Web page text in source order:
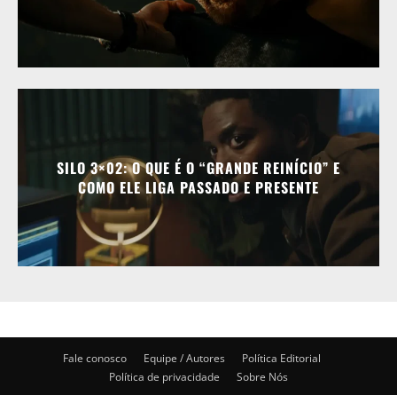
SILO 3×02: O QUE É O “GRANDE REINÍCIO” E
COMO ELE LIGA PASSADO E PRESENTE
Fale conosco Equipe / Autores
Política Editorial
Política de privacidade
Sobre Nós